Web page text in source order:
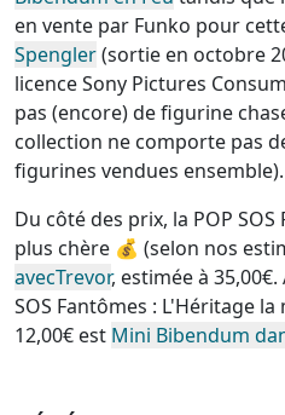
en vente par Funko pour
Spengler(sortie en octobre
licence Sony Pictures
pas (encore) de figurine
collection ne comporte pas
figurines vendues ensemble).
Du côté des prix, la POP
plus chère 💰 (selon nos
avecTrevor, estimée à
SOS Fantômes : L'Héritage
12,00€ est Mini Bibendum